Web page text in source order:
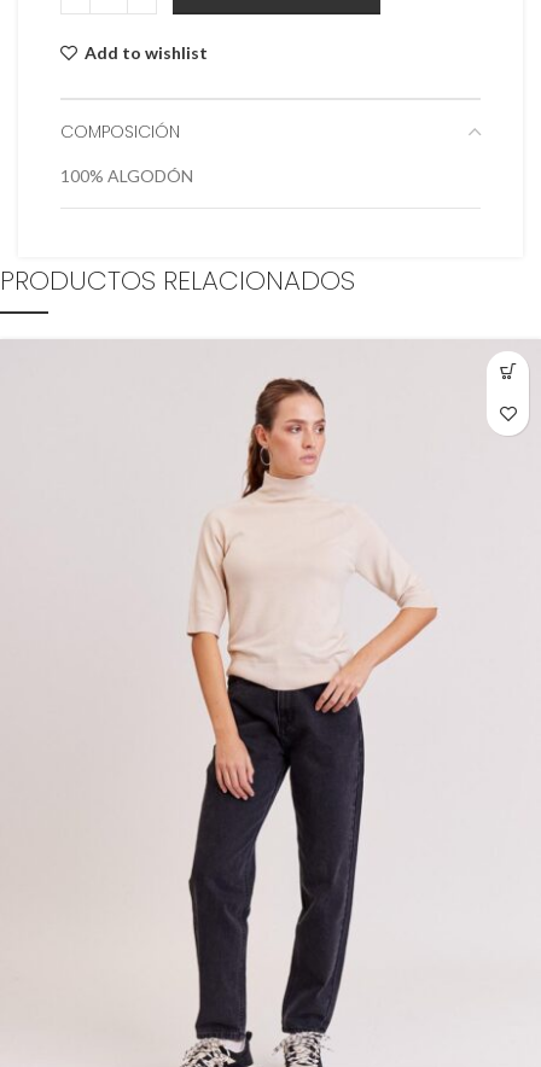
Add to wishlist
COMPOSICIÓN
100% ALGODÓN
PRODUCTOS RELACIONADOS